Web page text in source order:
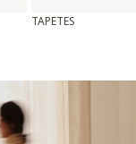
TAPETES